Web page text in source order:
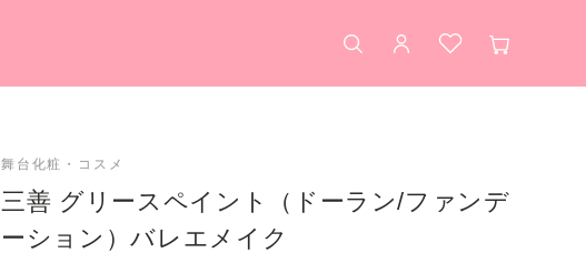
検索 アカウントお気に入り
カート
舞台化粧・コスメ
三善 グリースペイント（ドーラン/ファンデ
ーション）バレエメイク